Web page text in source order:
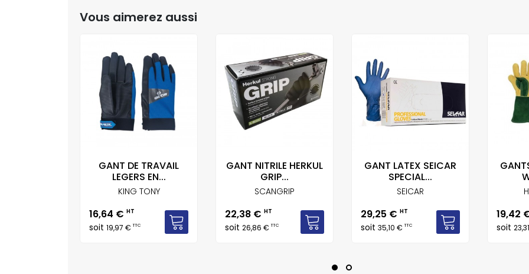
Vous aimerez aussi
GANT DE TRAVAIL
LEGERS EN...
KING TONY
Prix
16,64 € HT
soit 19,97 €TTC
GANT NITRILE HERKUL
GRIP...
SCANGRIP
Prix
22,38 € HT
soit 26,86 €TTC
GANT LATEX SEICAR
SPECIAL...
SEICAR
Prix
29,25 € HT
soit 35,10 €TTC
Prix
19,42
soit